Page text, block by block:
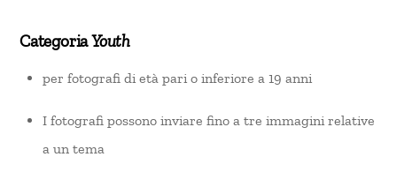
CategoriaYouth
per fotografi di età pari o inferiore a 19 anni
I fotografi possono inviare fino a tre immagini relative
a un tema